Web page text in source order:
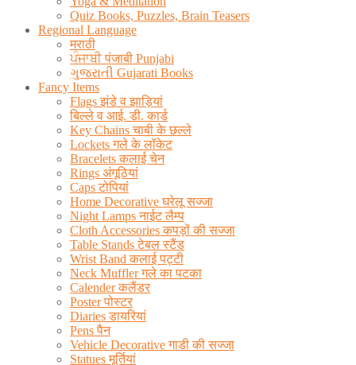
Quiz Books, Puzzles, Brain Teasers
Regional Language
मराठी
ਪੰਜਾਬੀ पंजाबी Punjabi
ગુજરાતી Gujarati Books
Fancy Items
Flags झंडे व झाड़ियां
बिल्ले व आई. डी. कार्ड
Key Chains चाबी के छल्ले
Lockets गले के लॉकेट
Bracelets कलाई चेन
Rings अंगूठियां
Caps टोपियां
Home Decorative घरेलू सज्जा
Night Lamps नाईट लैम्प
Cloth Accessories कपड़ों की सज्जा
Table Stands टेबल स्टैंड
Wrist Band कलाई पट्टी
Neck Muffler गले का पटका
Calender कलैंडर
Poster पोस्टर
Diaries डायरियां
Pens पैन
Vehicle Decorative गाडी की सज्जा
Statues मूर्तियां